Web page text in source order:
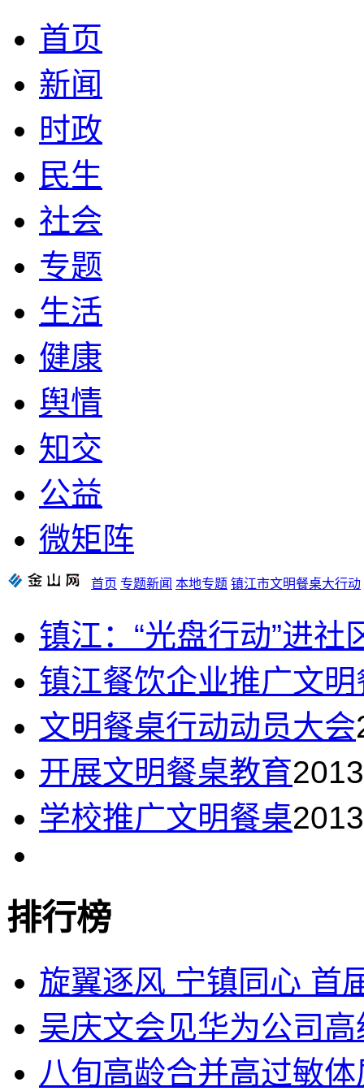
首页
新闻
时政
民生
社会
专题
生活
健康
舆情
知交
公益
微矩阵
首页 专题新闻 本地专题 镇江市文明餐桌大行动
镇江：“光盘行动”进社
镇江餐饮企业推广文明
文明餐桌行动动员大会
开展文明餐桌教育
学校推广文明餐桌
排行榜
旋翼逐风 宁镇同心 首
吴庆文会见华为公司
八旬高龄合并高过敏